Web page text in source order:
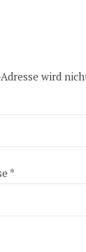
wird
*